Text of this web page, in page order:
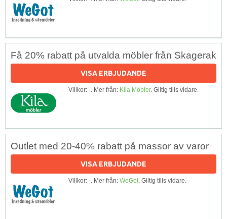
Få 20% rabatt på utvalda möbler från Skagerak
VISA ERBJUDANDE
Villkor: -. Mer från: Kila Möbler. Giltig tills vidare.
Outlet med 20-40% rabatt på massor av varor
VISA ERBJUDANDE
Villkor: -. Mer från: WeGot. Giltig tills vidare.